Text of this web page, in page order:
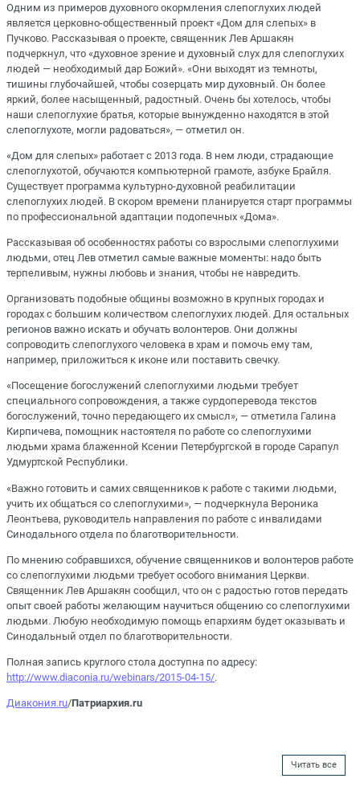
Одним из примеров духовного окормления слепоглухих людей
является церковно-общественный проект «Дом для слепых» в
Пучково. Рассказывая о проекте, священник Лев Аршакян
подчеркнул, что «духовное зрение и духовный слух для слепоглухих
людей — необходимый дар Божий». «Они выходят из темноты,
тишины глубочайшей, чтобы созерцать мир духовный. Он более
яркий, более насыщенный, радостный. Очень бы хотелось, чтобы
наши слепоглухие братья, которые вынужденно находятся в этой
слепоглухоте, могли радоваться», — отметил он.
«Дом для слепых» работает с 2013 года. В нем люди, страдающие
слепоглухотой, обучаются компьютерной грамоте, азбуке Брайля.
Существует программа культурно-духовной реабилитации
слепоглухих людей. В скором времени планируется старт программы
по профессиональной адаптации подопечных «Дома».
Рассказывая об особенностях работы со взрослыми слепоглухими
людьми, отец Лев отметил самые важные моменты: надо быть
терпеливым, нужны любовь и знания, чтобы не навредить.
Организовать подобные общины возможно в крупных городах и
городах с большим количеством слепоглухих людей. Для остальных
регионов важно искать и обучать волонтеров. Они должны
сопроводить слепоглухого человека в храм и помочь ему там,
например, приложиться к иконе или поставить свечку.
«Посещение богослужений слепоглухими людьми требует
специального сопровождения, а также сурдоперевода текстов
богослужений, точно передающего их смысл», — отметила Галина
Кирпичева, помощник настоятеля по работе со слепоглухими
людьми храма блаженной Ксении Петербургской в городе Сарапул
Удмуртской Республики.
«Важно готовить и самих священников к работе с такими людьми,
учить их общаться со слепоглухими», — подчеркнула Вероника
Леонтьева, руководитель направления по работе с инвалидами
Синодального отдела по благотворительности.
По мнению собравшихся, обучение священников и волонтеров работе
со слепоглухими людьми требует особого внимания Церкви.
Священник Лев Аршакян сообщил, что он с радостью готов передать
опыт своей работы желающим научиться общению со слепоглухими
людьми. Любую необходимую помощь епархиям будет оказывать и
Синодальный отдел по благотворительности.
Полная запись круглого стола доступна по адресу:
http://www.diaconia.ru/webinars/2015-04-15/.
Диакония.ru/Патриархия.ru
Читать все